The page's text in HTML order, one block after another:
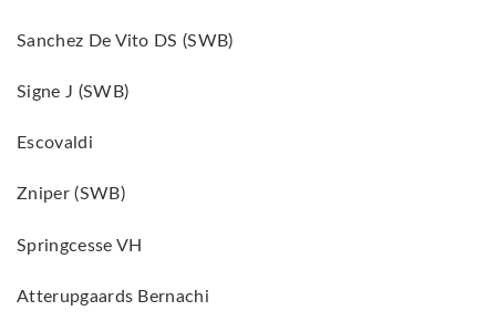
Sanchez De Vito DS (SWB)
Signe J (SWB)
Escovaldi
Zniper (SWB)
Springcesse VH
Atterupgaards Bernachi